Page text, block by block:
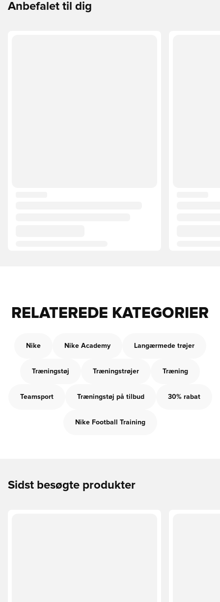
Anbefalet til dig
RELATEREDE KATEGORIER
Nike Nike Academy Langærmede trøjer
Træningstøj Træningstrøjer Træning
Teamsport Træningstøj på tilbud 30% rabat
Nike Football Training
Sidst besøgte produkter